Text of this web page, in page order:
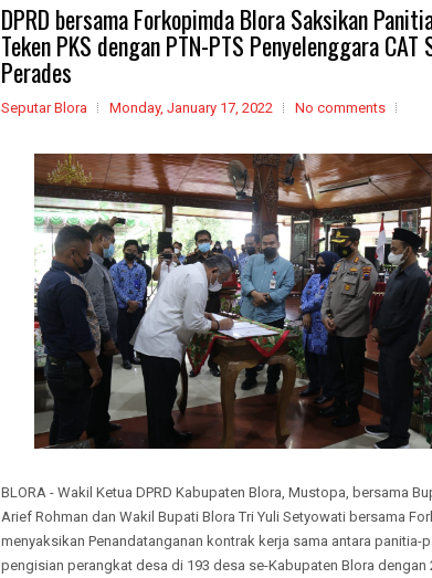
DPRD bersama Forkopimda Blora Saksikan
Teken PKS dengan PTN-PTS Penyelenggara CAT
Perades
Seputar Blora Monday, January 17, 2022 No comments
BLORA - Wakil Ketua DPRD Kabupaten Blora, Mustopa, bersama
Arief Rohman dan Wakil Bupati Blora Tri Yuli Setyowati bersama
menyaksikan Penandatanganan kontrak kerja sama antara panitia-
pengisian perangkat desa di 193 desa se-Kabupaten Blora dengan